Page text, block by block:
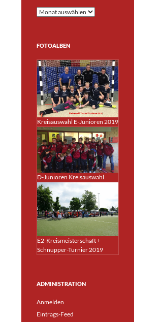
Archiven
FOTOALBEN
Kreisauswahl E-Junioren 2019
D-Junioren Kreisauswahl
E2-Kreismeisterschaft +
Schnupper-Turnier 2019
ADMINISTRATION
Anmelden
Eintrags-Feed